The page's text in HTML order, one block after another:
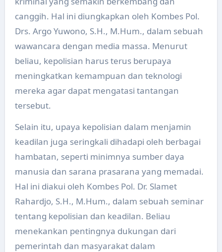
canggih. Hal ini diungkapkan oleh Kombes Pol.
Drs. Argo Yuwono, S.H., M.Hum., dalam sebuah
wawancara dengan media massa. Menurut
beliau, kepolisian harus terus berupaya
meningkatkan kemampuan dan teknologi
mereka agar dapat mengatasi tantangan
tersebut.
Selain itu, upaya kepolisian dalam menjamin
keadilan juga seringkali dihadapi oleh berbagai
hambatan, seperti minimnya sumber daya
manusia dan sarana prasarana yang memadai.
Hal ini diakui oleh Kombes Pol. Dr. Slamet
Rahardjo, S.H., M.Hum., dalam sebuah seminar
tentang kepolisian dan keadilan. Beliau
menekankan pentingnya dukungan dari
pemerintah dan masyarakat dalam